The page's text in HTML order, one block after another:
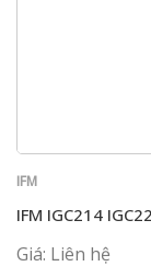
IFM
IFM IGC214
Giá: Liên hệ